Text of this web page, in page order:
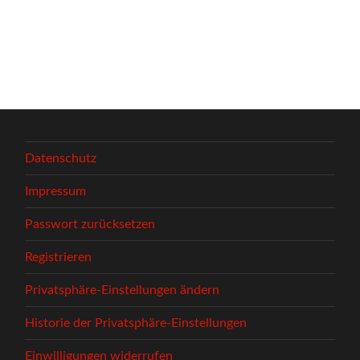
Datenschutz
Impressum
Passwort zurücksetzen
Registrieren
Privatsphäre-Einstellungen ändern
Historie der Privatsphäre-Einstellungen
Einwilligungen widerrufen